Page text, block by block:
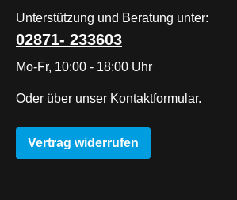
Unterstützung und Beratung unter:
02871- 233603
Mo-Fr, 10:00 - 18:00 Uhr
Oder über unser Kontaktformular.
Vertrag widerrufen